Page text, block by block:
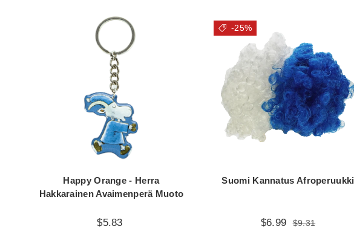
Happy Orange - Herra
Hakkarainen Avaimenperä Muoto
$5.83
-25%
Suomi Kannatus Afroperuukki
$6.99 $9.31